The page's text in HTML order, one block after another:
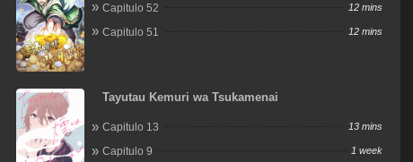
Capitulo 52 12 mins
Capitulo 51 12 mins
Tayutau Kemuri wa Tsukamenai
Capitulo 13 13 mins
Capitulo 9 1 week